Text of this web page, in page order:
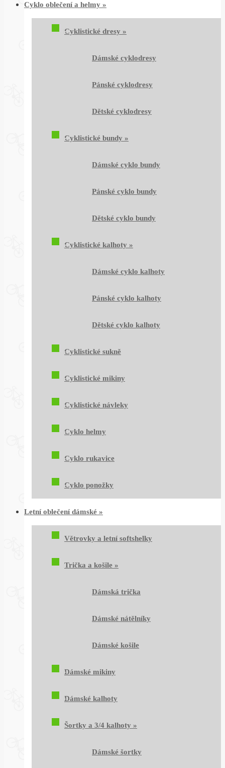
Cyklo oblečení a helmy »
Cyklistické dresy »
Dámské cyklodresy
Pánské cyklodresy
Dětské cyklodresy
Cyklistické bundy »
Dámské cyklo bundy
Pánské cyklo bundy
Dětské cyklo bundy
Cyklistické kalhoty »
Dámské cyklo kalhoty
Pánské cyklo kalhoty
Dětské cyklo kalhoty
Cyklistické sukně
Cyklistické mikiny
Cyklistické návleky
Cyklo helmy
Cyklo rukavice
Cyklo ponožky
Letní oblečení dámské »
Větrovky a letní softshelky
Trička a košile »
Dámská trička
Dámské nátělníky
Dámské košile
Dámské mikiny
Dámské kalhoty
Šortky a 3/4 kalhoty »
Dámské šortky